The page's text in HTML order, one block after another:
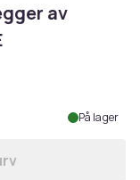
av
På lager
Festtelt med